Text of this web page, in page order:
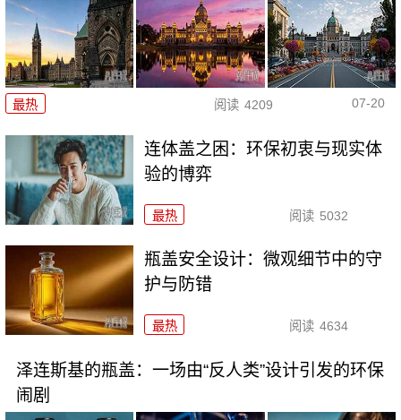
最热 阅读 4209 07-20
连体盖之困：环保初衷与现实体
验的博弈
最热 阅读 5032
瓶盖安全设计：微观细节中的守
护与防错
最热 阅读 4634
泽连斯基的瓶盖：一场由“反人类”设计引发的环保
闹剧